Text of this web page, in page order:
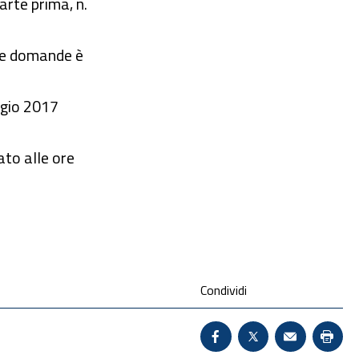
domande è
2017
alle ore
Condividi
Condividi su
X - Sito esterno
Invio Mail: